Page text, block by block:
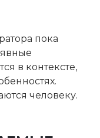
пока
в контексте,
человеку.